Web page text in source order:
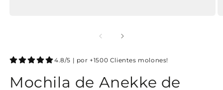
4.8/5 | por +1500 Clientes molones!
Mochila de Anekke de